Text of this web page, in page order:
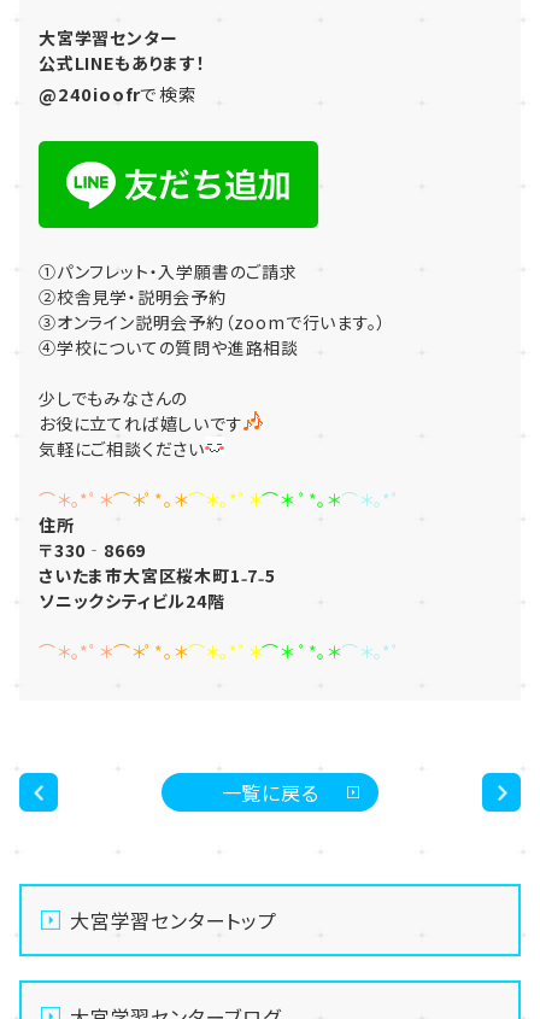
大宮学習センター
公式LINEもあります！
@240ioofrで検索
①パンフレット・入学願書のご請求
②校舎見学・説明会予約
③オンライン説明会予約（zoomで行います。）
④学校についての質問や進路相談
少しでもみなさんの
お役に立てれば嬉しいです
気軽にご相談ください
⌒＊｡*ﾟ＊⌒＊ﾟ*｡＊⌒＊｡*ﾟ＊⌒＊ ﾟ*｡＊⌒＊｡*ﾟ
住所
〒330‐8669
さいたま市大宮区桜木町1₋7₋5
ソニックシティビル24階
⌒＊｡*ﾟ＊⌒＊ﾟ*｡＊⌒＊｡*ﾟ＊⌒＊ ﾟ*｡＊⌒＊｡*ﾟ
一覧に戻る
大宮学習センタートップ